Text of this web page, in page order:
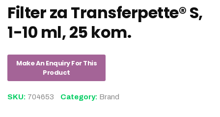
Filter za Transferpette® S,
1-10 ml, 25 kom.
SKU: 704653 Category: Brand